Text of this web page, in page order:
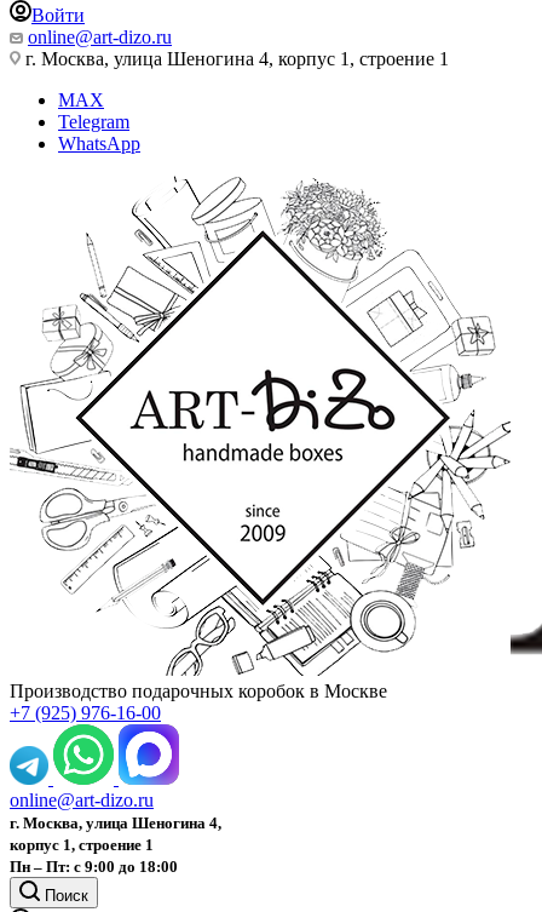
Войти
online@art-dizo.ru
г. Москва, улица Шеногина 4, корпус 1, строение 1
MAX
Telegram
WhatsApp
Производство подарочных коробок в Москве
+7 (925) 976-16-00
online@art-dizo.ru
г. Москва, улица Шеногина 4,
корпус 1, строение 1
Пн – Пт: с 9:00 до 18:00
Поиск